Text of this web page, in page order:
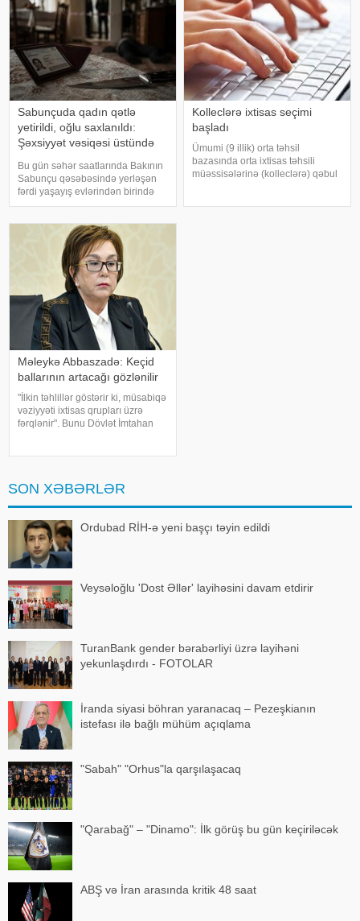
təhlükəsizliy
Sabunçuda qadın qətlə
yetirildi, oğlu saxlanıldı:
Şəxsiyyət vəsiqəsi üstündə
TƏFƏRRÜATI
Bu gün səhər saatlarında Bakının
Sabunçu qəsəbəsində yerləşən
fərdi yaşayış evlərindən birində
baş verən qətl hadisəsinin bəzi
istinadla xəbər verir ki, İddialara
görə, 54 yaşl
Kolleclərə ixtisas seçimi
başladı
Ümumi (9 illik) orta təhsil
bazasında orta ixtisas təhsili
müəssisələrinə (kolleclərə) qəbul
Məleykə Abbaszadə: Keçid
ballarının artacağı gözlənilir
"İlkin təhlillər göstərir ki, müsabiqə
vəziyyəti ixtisas qrupları üzrə
fərqlənir". Bunu Dövlət İmtahan
SON XƏBƏRLƏR
Ordubad RİH-ə yeni başçı təyin edildi
Veysəloğlu 'Dost Əllər' layihəsini davam etdirir
TuranBank gender bərabərliyi üzrə layihəni
yekunlaşdırdı - FOTOLAR
İranda siyasi böhran yaranacaq – Pezeşkianın
istefası ilə bağlı mühüm açıqlama
"Sabah" "Orhus"la qarşılaşacaq
"Qarabağ" – "Dinamo": İlk görüş bu gün keçiriləcək
ABŞ və İran arasında kritik 48 saat